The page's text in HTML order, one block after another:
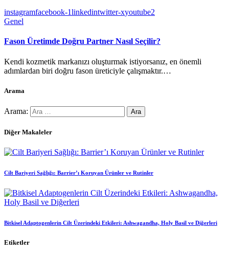
instagramfacebook-1linkedintwitter-xyoutube2
Genel
Fason Üretimde Doğru Partner Nasıl Seçilir?
Kendi kozmetik markanızı oluşturmak istiyorsanız, en önemli
adımlardan biri doğru fason üreticiyle çalışmaktır.…
Arama
Arama:
Diğer Makaleler
Cilt Bariyeri Sağlığı: Barrier’ı Koruyan Ürünler ve Rutinler
Bitkisel Adaptogenlerin Cilt Üzerindeki Etkileri: Ashwagandha, Holy Basil ve Diğerleri
Etiketler